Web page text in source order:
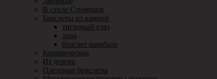
В стиле Стимпанк
Браслеты из камней
тигровый глаз
лава
браслет шамбала
Керамические
Из дерева
Плетеные браслеты